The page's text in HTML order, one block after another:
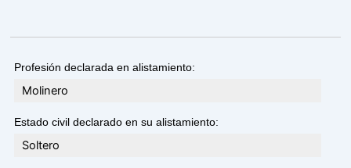
Profesión declarada en alistamiento:
Molinero
Estado civil declarado en su alistamiento:
Soltero